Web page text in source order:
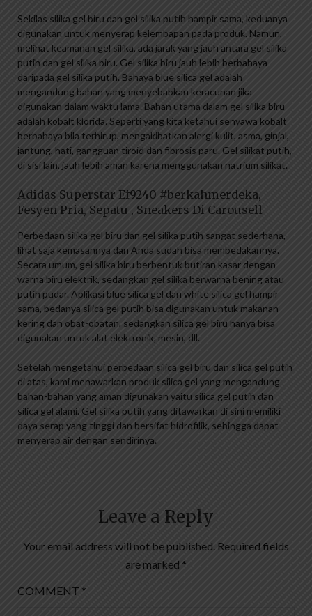
Sekilas silika gel biru dan gel silika putih hampir sama, keduanya
digunakan untuk menyerap kelembapan pada produk. Namun,
melihat keamanan gel silika, ada jarak yang jauh antara gel silika
putih dan gel silika biru. Gel silika biru jauh lebih berbahaya
daripada gel silika putih. Bahaya blue silica gel adalah
mengandung bahan yang menyebabkan keracunan jika
digunakan dalam waktu lama. Bahan utama dalam gel silika biru
adalah kobalt klorida. Seperti yang kita ketahui senyawa kobalt
berbahaya bila terhirup, mengakibatkan alergi kulit, asma, ginjal,
jantung, hati, gangguan tiroid dan fibrosis paru. Gel silikat putih,
di sisi lain, jauh lebih aman karena menggunakan natrium silikat.
Adidas Superstar Ef9240 #berkahmerdeka,
Fesyen Pria, Sepatu , Sneakers Di Carousell
Perbedaan silika gel biru dan gel silika putih sangat sederhana,
lihat saja kemasannya dan Anda sudah bisa membedakannya.
Secara umum, gel silika biru berbentuk butiran kasar dengan
warna biru elektrik, sedangkan gel silika berwarna bening atau
putih pudar. Aplikasi blue silica gel dan white silica gel hampir
sama, bedanya silica gel putih bisa digunakan untuk makanan
kering dan obat-obatan, sedangkan silica gel biru hanya bisa
digunakan untuk alat elektronik, mesin, dll.
Setelah mengetahui perbedaan silica gel biru dan silica gel putih
di atas, kami menawarkan produk silica gel yang mengandung
bahan-bahan yang aman digunakan yaitu silica gel putih dan
silica gel alami. Gel silika putih yang ditawarkan di sini memiliki
daya serap yang tinggi dan bersifat hidrofilik, sehingga dapat
menyerap air dengan sendirinya.
Leave a Reply
Your email address will not be published. Required fields
are marked *
COMMENT *